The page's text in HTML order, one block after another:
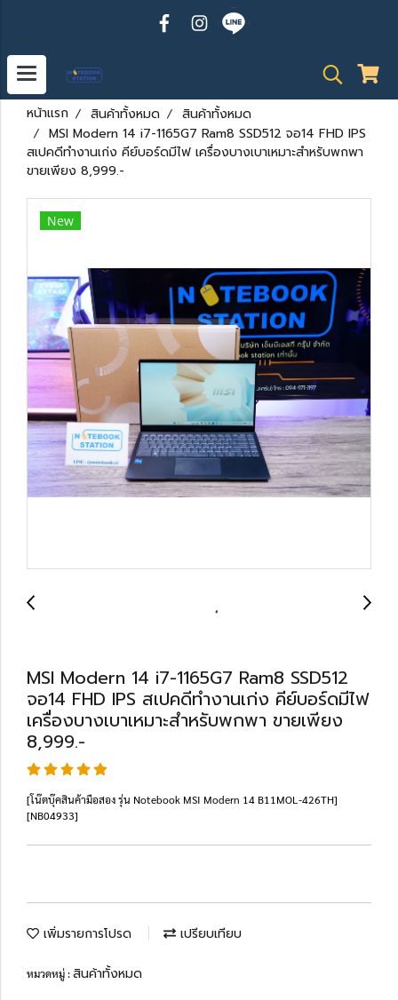
หน้าแรก สินค้าทั้งหมด
สินค้าทั้งหมด
MSI Modern 14 i7-1165G7 Ram8 SSD512 จอ14 FHD IPS
สเปคดีทำงานเก่ง คีย์บอร์ดมีไฟ เครื่องบางเบาเหมาะสำหรับพกพา
ขายเพียง 8,999.-
New
MSI Modern 14 i7-1165G7 Ram8 SSD512
จอ14 FHD IPS สเปคดีทำงานเก่ง คีย์บอร์ดมีไฟ
เครื่องบางเบาเหมาะสำหรับพกพา ขายเพียง
8,999.-
[โน๊ตบุ๊คสินค้ามือสอง รุ่น Notebook MSI Modern 14 B11MOL-426TH]
[NB04933]
เพิ่มรายการโปรด เปรียบเทียบ
หมวดหมู่ :สินค้าทั้งหมด